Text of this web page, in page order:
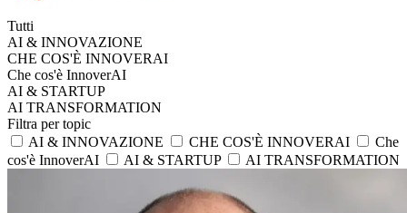
Tutti
AI & INNOVAZIONE
CHE COS'È INNOVERAI
Che cos'è InnoverAI
AI & STARTUP
AI TRANSFORMATION
Filtra per topic
AI & INNOVAZIONE
CHE COS'È INNOVERAI
Che
cos'è InnoverAI
AI & STARTUP AI TRANSFORMATION